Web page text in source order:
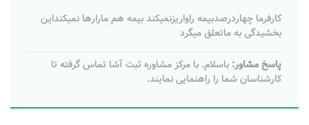
کارفرما چهاردرصدبیمه راواریزنمیکند بیمه هم مارارها نمیکنداین
بخشیدگی به ماتعلق میگرد
پاسخ مشاور: باسلام. با مرکز مشاوره ثبت آشا تماس گرفته تا
کارشناسان شما را راهنمایی نمایند.